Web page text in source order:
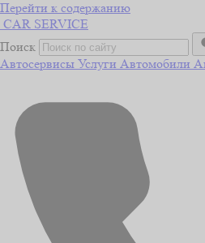
Перейти к содержанию
CAR SERVICE
Поиск
Автосервисы Услуги Автомобили